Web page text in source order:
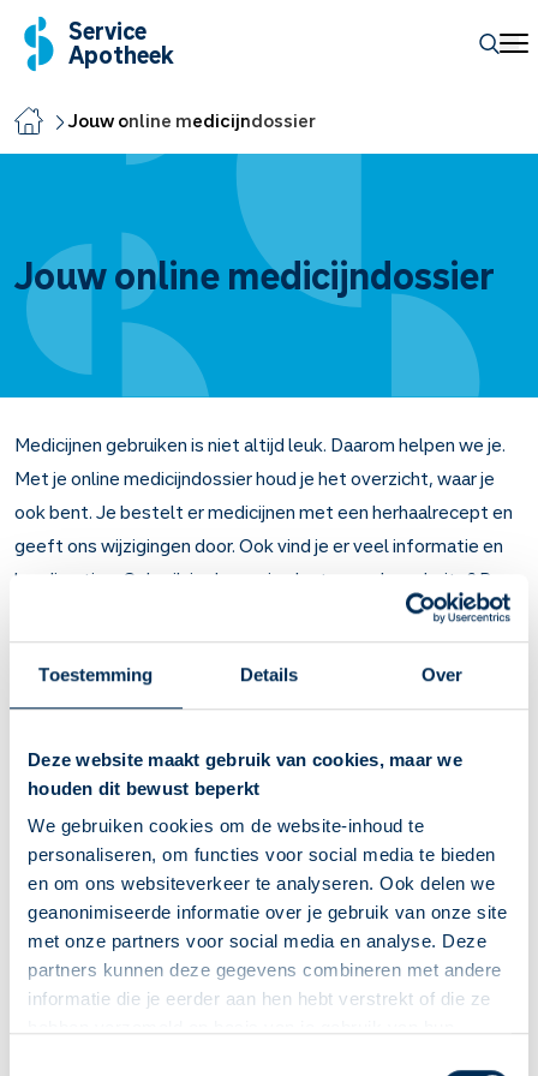
Toestemming Details Over
Deze website maakt gebruik van cookies, maar we
houden dit bewust beperkt
We gebruiken cookies om de website-inhoud te
personaliseren, om functies voor social media te bieden
en om ons websiteverkeer te analyseren. Ook delen we
geanonimiseerde informatie over je gebruik van onze site
met onze partners voor social media en analyse. Deze
partners kunnen deze gegevens combineren met andere
informatie die je eerder aan hen hebt verstrekt of die ze
Service
Apotheek
Jouw online medicijndossier
Jouw online medicijndossier
Medicijnen gebruiken is niet altijd leuk. Daarom helpen we je.
Met je online medicijndossier houd je het overzicht, waar je
ook bent. Je bestelt er medicijnen met een herhaalrecept en
geeft ons wijzigingen door. Ook vind je er veel informatie en
handige tips. Gebruik je de app in plaats van de website? Dan
staan er nog extra services voor je klaar, zoals een
medicijnwekker, afvinken van innames, tips bij je medicijnen en
makkelijk vragen stellen aan het apotheekteam!
Hoe werkt het?
Je kiest eerst de Service Apotheek van jouw voorkeur. Daarna
log je in met je DigiD. Dit geldt voor een nieuw aangemaakt
dossier maar ook voor inloggen in een bestaand
medicijndossier. Daarna open je jouw medicijndossier.
Wil je iemand laten machtigen, zodat hij/zij inzicht heeft in
.